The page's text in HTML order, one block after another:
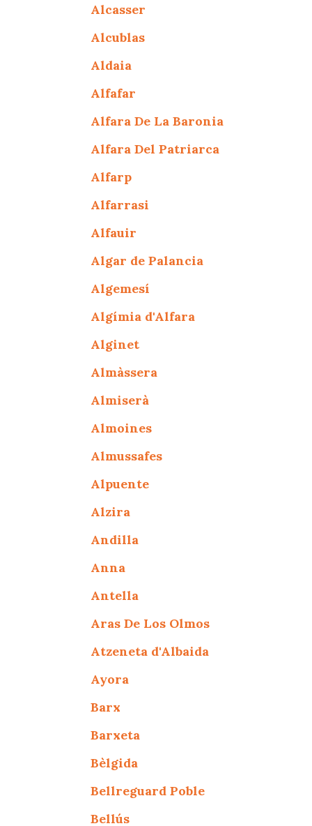
Alcasser
Alcublas
Aldaia
Alfafar
Alfara De La Baronia
Alfara Del Patriarca
Alfarp
Alfarrasi
Alfauir
Algar de Palancia
Algemesí
Algímia d'Alfara
Alginet
Almàssera
Almiserà
Almoines
Almussafes
Alpuente
Alzira
Andilla
Anna
Antella
Aras De Los Olmos
Atzeneta d'Albaida
Ayora
Barx
Barxeta
Bèlgida
Bellreguard Poble
Bellús